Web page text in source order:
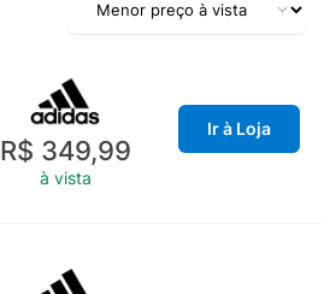
R$ 349,99
à vista
Ir à Loja